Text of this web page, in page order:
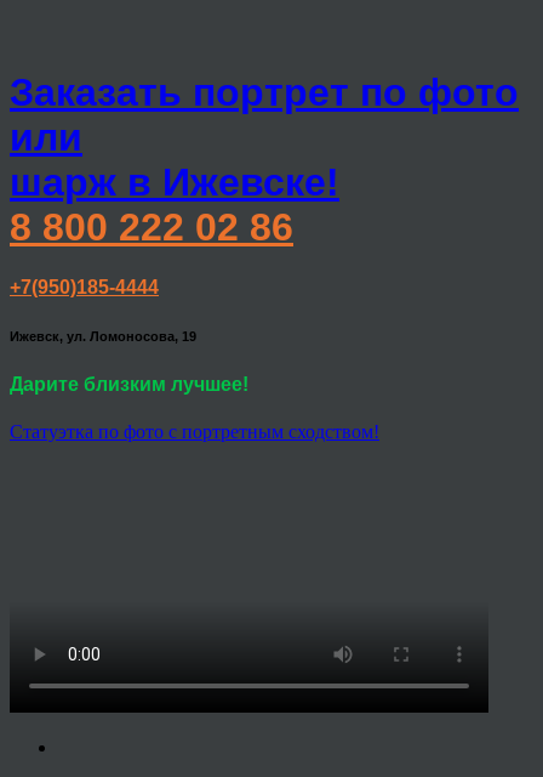
Заказать портрет по фото
или
шарж в Ижевске!
8 800 222 02 86
+7(950)185-4444
Ижевск, ул. Ломоносова, 19
Дарите близким лучшее!
Статуэтка по фото с портретным сходством!